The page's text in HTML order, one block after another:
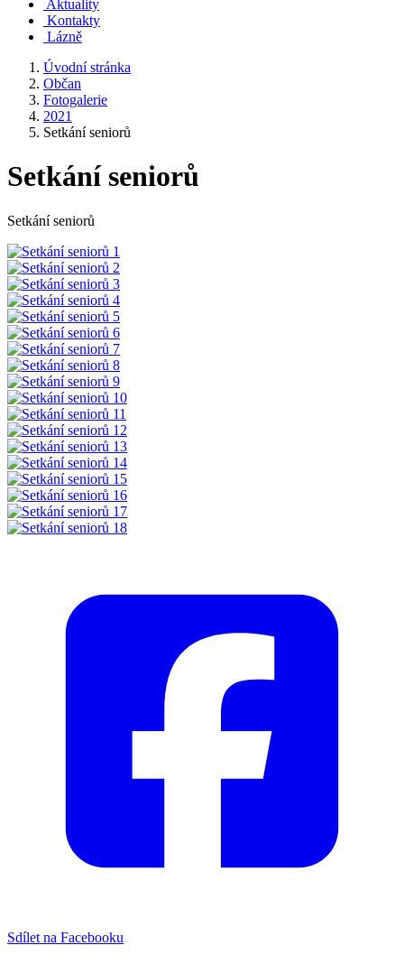
Aktuality
Kontakty
Lázně
Úvodní stránka
Občan
Fotogalerie
2021
Setkání seniorů
Setkání seniorů
Setkání seniorů
Sdílet na Facebooku